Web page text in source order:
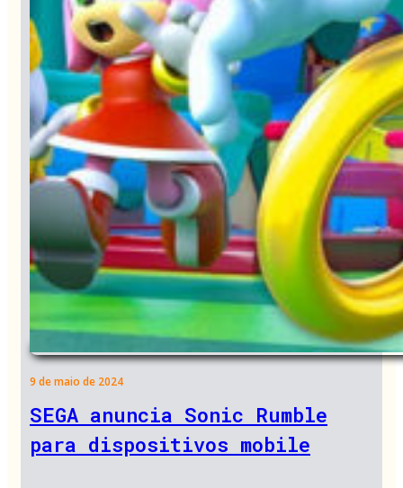
9 de maio de 2024
SEGA anuncia Sonic Rumble
para dispositivos mobile